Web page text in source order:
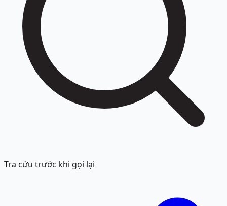
Tra cứu trước khi gọi lại